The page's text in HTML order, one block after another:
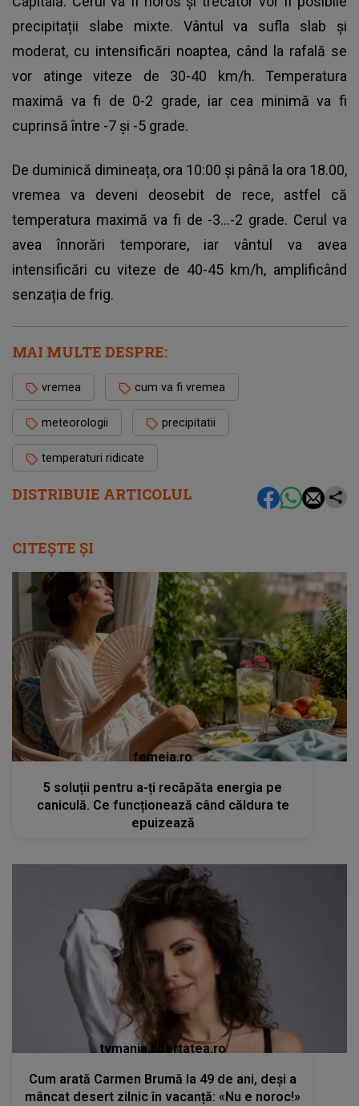
DISTRIBUIE ARTICOLUL
precipitații slabe mixte. Vântul va sufla slab și
moderat, cu intensificări noaptea, când la rafală se
vor atinge viteze de 30-40 km/h. Temperatura
maximă va fi de 0-2 grade, iar cea minimă va fi
cuprinsă între -7 și -5 grade.
De duminică dimineața, ora 10:00 și până la ora 18.00,
vremea va deveni deosebit de rece, astfel că
temperatura maximă va fi de -3...-2 grade. Cerul va
avea înnorări temporare, iar vântul va avea
intensificări cu viteze de 40-45 km/h, amplificând
senzația de frig.
MAI MULTE DESPRE:
vremea cum va fi vremea
meteorologii precipitatii
temperaturi ridicate
CITEȘTE ȘI
femeia.ro
5 soluții pentru a-ți recăpăta energia pe
caniculă. Ce funcționează când căldura te
epuizează
tvmania.libertatea.ro
Cum arată Carmen Brumă la 49 de ani, deși a
mâncat desert zilnic în vacanță: «Nu e noroc!»